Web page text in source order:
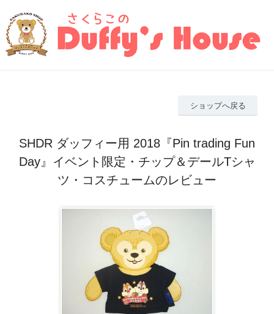
ショップへ戻る
SHDR ダッフィー用 2018『Pin trading Fun
Day』イベント限定・チップ＆デールTシャ
ツ・コスチュームのレビュー